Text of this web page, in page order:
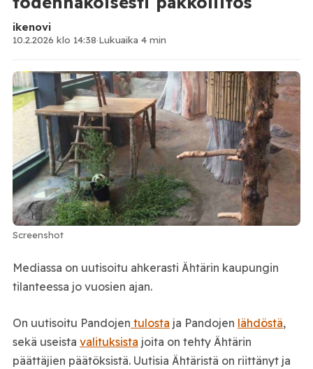
ikenovi
10.2.2026 klo 14:38·Lukuaika 4 min
Screenshot
Mediassa on uutisoitu ahkerasti Ähtärin kaupungin
tilanteessa jo vuosien ajan.
On uutisoitu Pandojen tulosta ja Pandojen lähdöstä,
sekä useista valituksista joita on tehty Ähtärin
päättäjien päätöksistä. Uutisia Ähtäristä on riittänyt ja